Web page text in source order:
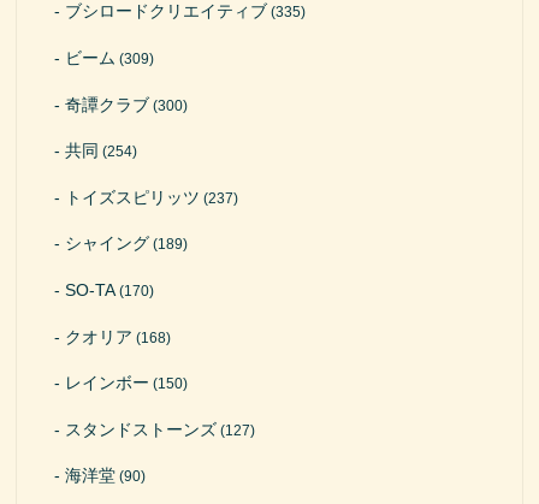
ブシロードクリエイティブ (335)
ビーム (309)
奇譚クラブ (300)
共同 (254)
トイズスピリッツ (237)
シャイング (189)
SO-TA(170)
クオリア (168)
レインボー (150)
スタンドストーンズ (127)
海洋堂 (90)